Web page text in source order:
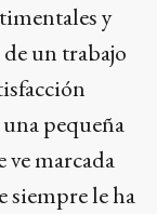
y
un trabajo
pequeña
marcada
siempre le ha